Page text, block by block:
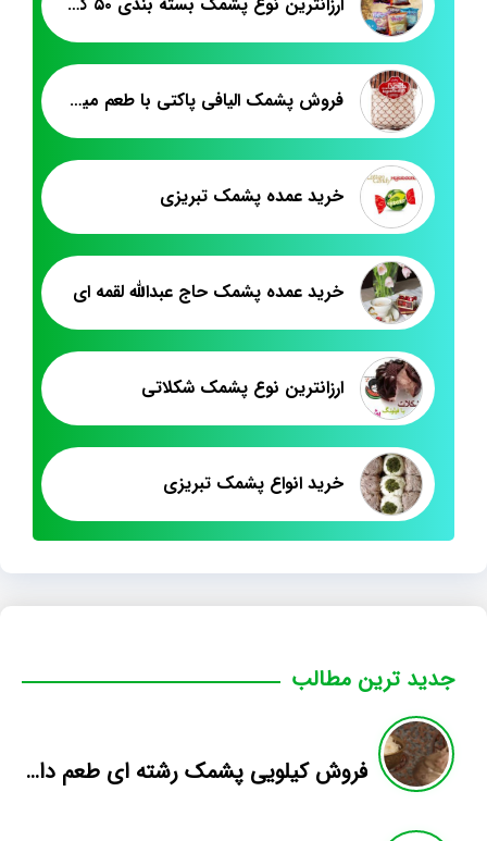
فروش پشمک الیافی پاکتی با طعم میوه ای
خرید عمده پشمک تبریزی
خرید عمده پشمک حاج عبدالله لقمه ای
ارزانترین نوع پشمک شکلاتی
خرید انواع پشمک تبریزی
جدید ترین مطالب
فروش کیلویی پشمک رشته ای طعم دار میوه